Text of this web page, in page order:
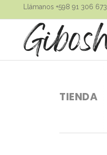
Llámanos ‪+598 91 306 673‬
TIENDA